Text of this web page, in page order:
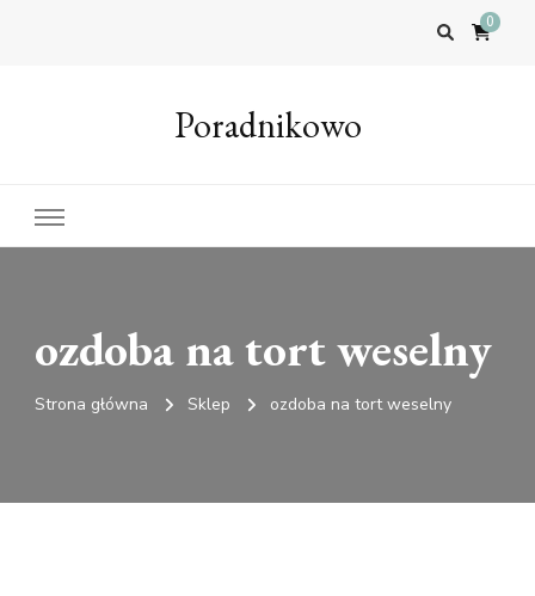
0
Poradnikowo
ozdoba na tort weselny
Strona główna Sklep ozdoba na tort weselny